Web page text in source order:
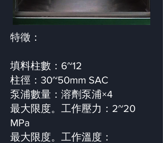
特徵：
填料柱數：6~12
柱徑：30~50mm SAC
泵浦數量：溶劑泵浦×4
最大限度。工作壓力：2~20
MPa
最大限度。工作溫度：